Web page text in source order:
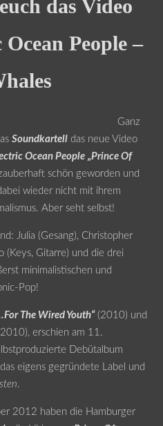
das Video
People –
Ganz
Soundkartelldas neue Video
Ocean People „Prince Of
schön geworden und
wieder nicht mit ihrem
Aber seht selbst!
Julia (Gesang), Christopher
(Keys, Gitarre) und die drei
minimalistischen und
Pop!
The Wired Youth“(2010) und
erschien am 11.
Debütalbum
eigens gegründete Label und
.
2012 haben die Hamburger